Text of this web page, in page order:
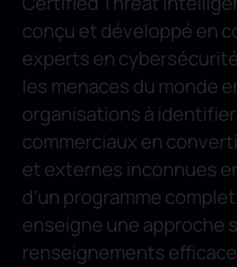
conçu et développé en
experts en
les menaces du monde
organisations à
commerciaux en
et externes inconnues
d’un programme
enseigne une approche
renseignements